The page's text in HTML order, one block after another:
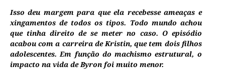
Isso deu margem para que ela recebesse ameaças e
xingamentos de todos os tipos. Todo mundo achou
que tinha direito de se meter no caso. O episódio
acabou com a carreira de Kristin, que tem dois filhos
adolescentes. Em função do machismo estrutural, o
impacto na vida de Byron foi muito menor.